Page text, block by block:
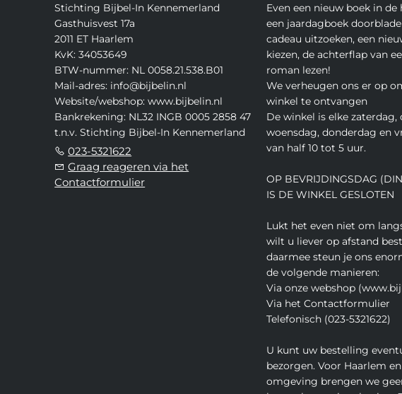
Stichting Bijbel-In Kennemerland
Gasthuisvest 17a
2011 ET Haarlem
KvK: 34053649
BTW-nummer: NL 0058.21.538.B01
Mail-adres: info@bijbelin.nl
Website/webshop: www.bijbelin.nl
Bankrekening: NL32 INGB 0005 2858 47
t.n.v. Stichting Bijbel-In Kennemerland
023-5321622
Graag reageren via het
Contactformulier
Even een nieuw boek in de
een jaardagboek
cadeau uitzoeken, een
kiezen, de achterflap van
roman lezen!
We verheugen ons er op
winkel te ontvangen
De winkel is elke zaterdag,
woensdag, donderdag en
van half 10 tot 5 uur.
OP BEVRIJDINGSDAG
IS DE WINKEL GESLOTEN
Lukt het even niet om
wilt u liever op afstand
daarmee steun je ons
de volgende manieren:
Via onze webshop
Via het Contactformulier
Telefonisch (023-5321622)
U kunt uw bestelling
bezorgen. Voor Haarlem
omgeving brengen we